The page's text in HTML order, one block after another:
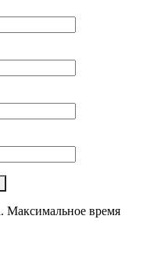
Максимальное время